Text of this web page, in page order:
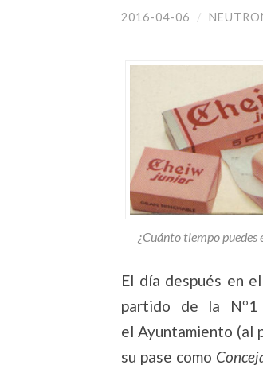
2016-04-06 /
¿Cuánto tiempo puedes
El día después en
partido de la Nº1
el Ayuntamiento (al
su pase como